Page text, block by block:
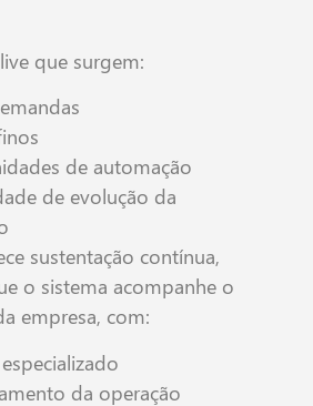
que surgem:
de automação
de evolução da
sustentação contínua,
o sistema acompanhe o
empresa, com:
da operação